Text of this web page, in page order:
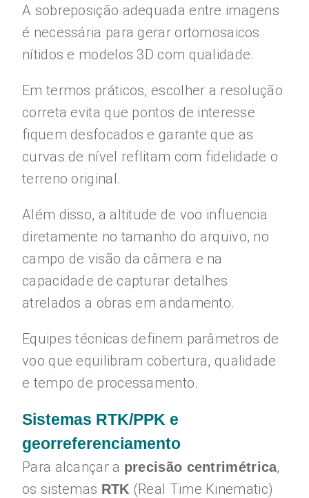
A sobreposição adequada entre imagens
é necessária para gerar ortomosaicos
nítidos e modelos 3D com qualidade.
Em termos práticos, escolher a resolução
correta evita que pontos de interesse
fiquem desfocados e garante que as
curvas de nível reflitam com fidelidade o
terreno original.
Além disso, a altitude de voo influencia
diretamente no tamanho do arquivo, no
campo de visão da câmera e na
capacidade de capturar detalhes
atrelados a obras em andamento.
Equipes técnicas definem parâmetros de
voo que equilibram cobertura, qualidade
e tempo de processamento.
Sistemas RTK/PPK e
georreferenciamento
Para alcançar a precisão centrimétrica,
os sistemas RTK (Real Time Kinematic)